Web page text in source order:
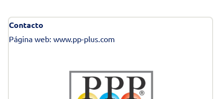
Contacto
Página web: www.pp-plus.com